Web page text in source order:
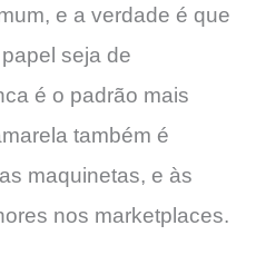
e a verdade é que
seja de
é o padrão mais
também é
maquinetas, e às
nos marketplaces.